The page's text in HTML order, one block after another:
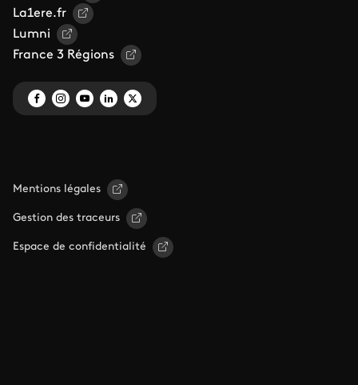
La1ere.fr
Lumni
France 3 Régions
Mentions légales
Gestion des traceurs
Espace de confidentialité